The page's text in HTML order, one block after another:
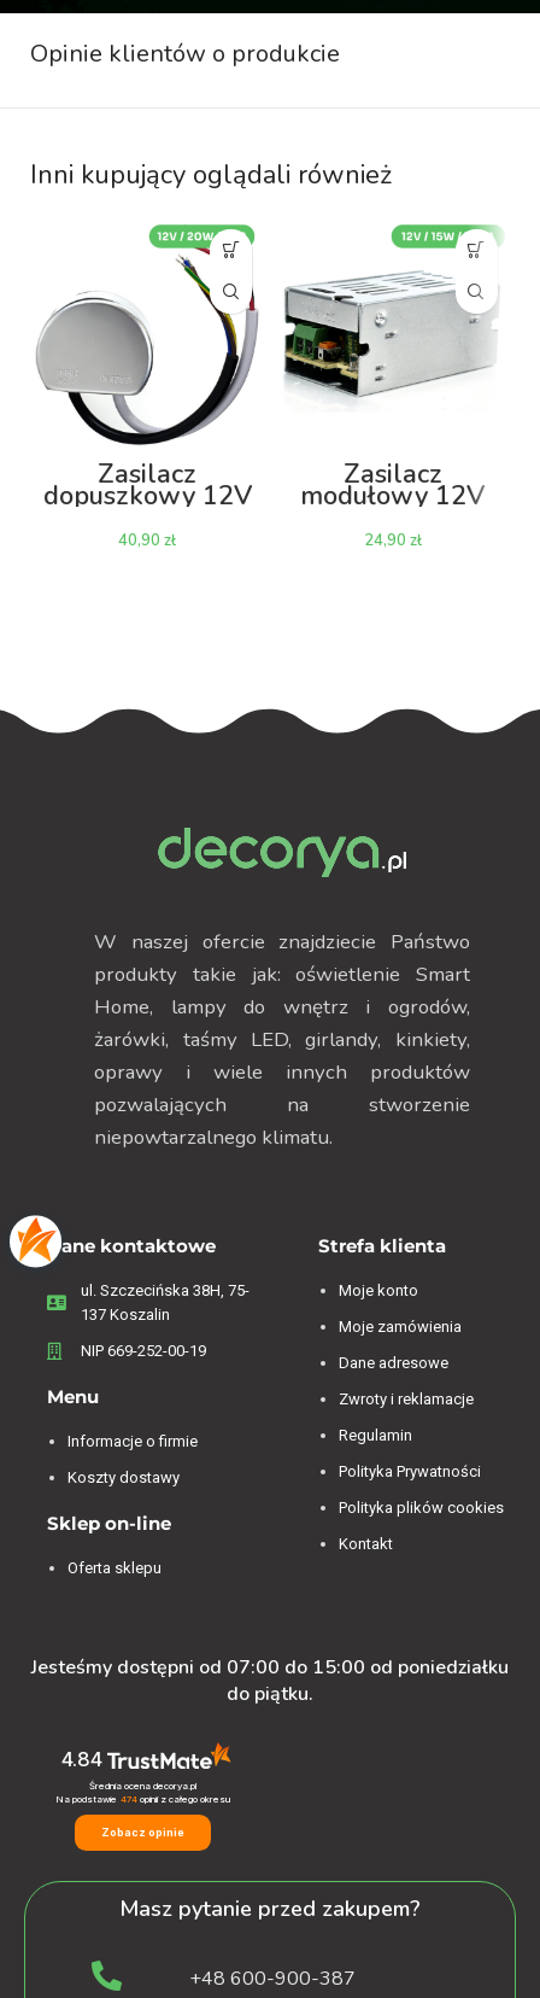
Opinie klientów o produkcie
Inni kupujący oglądali również
Zasilacz
dopuszkowy 12V
20W 1.6A
zł
Zasilacz
modułowy 12V
15W 1.25A IP20
zł
W naszej ofercie znajdziecie Państwo
produkty takie jak: oświetlenie Smart
Home, lampy do wnętrz i ogrodów,
żarówki, taśmy LED, girlandy, kinkiety,
oprawy i wiele innych produktów
pozwalających na stworzenie
niepowtarzalnego klimatu.
Dane kontaktowe
ul. Szczecińska 38H, 75-
137 Koszalin
NIP 669-252-00-19
Menu
Informacje o firmie
Koszty dostawy
Sklep on-line
Oferta sklepu
Strefa klienta
Moje konto
Moje zamówienia
Dane adresowe
Zwroty i reklamacje
Regulamin
Polityka Prywatności
Polityka plików cookies
Kontakt
Jesteśmy dostępni od 07:00 do 15:00 od poniedziałku
do piątku.
4.84
Średnia ocena decorya.pl
Na podstawie 474opinii z całego okresu
Zobacz opinie
Masz pytanie przed zakupem?
+48 600-900-387